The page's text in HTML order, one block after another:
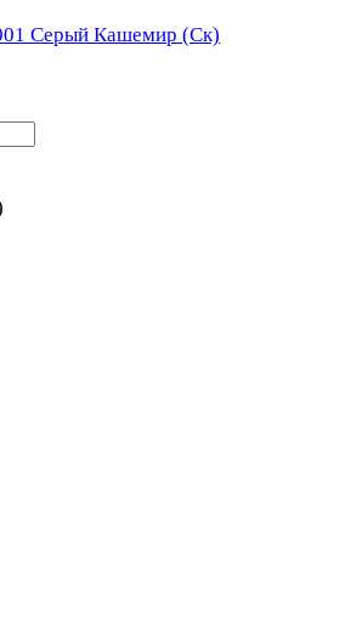
Серый Кашемир (Ск)